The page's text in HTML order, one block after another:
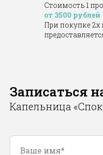
Стоимость 1
от 3500 рублей
При покупке 2х
Записаться
Капельница